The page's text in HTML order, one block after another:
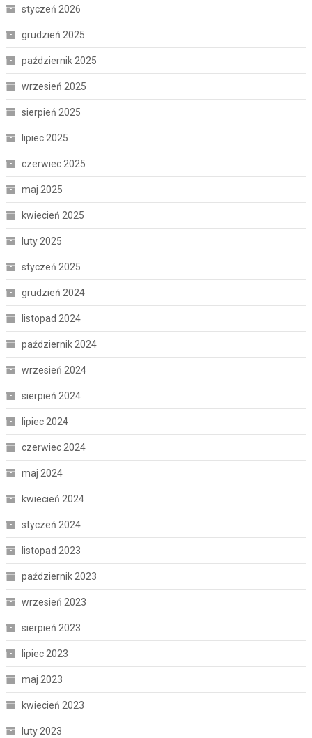
styczeń 2026
grudzień 2025
październik 2025
wrzesień 2025
sierpień 2025
lipiec 2025
czerwiec 2025
maj 2025
kwiecień 2025
luty 2025
styczeń 2025
grudzień 2024
listopad 2024
październik 2024
wrzesień 2024
sierpień 2024
lipiec 2024
czerwiec 2024
maj 2024
kwiecień 2024
styczeń 2024
listopad 2023
październik 2023
wrzesień 2023
sierpień 2023
lipiec 2023
maj 2023
kwiecień 2023
luty 2023